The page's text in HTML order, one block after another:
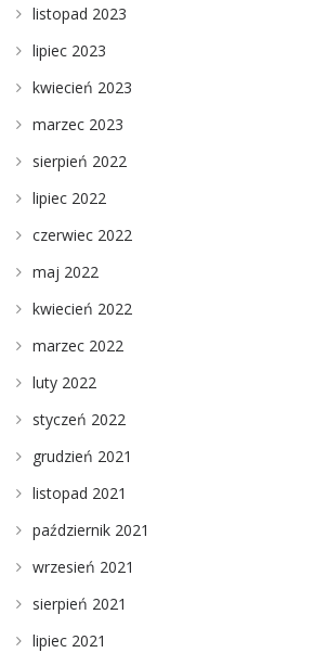
listopad 2023
lipiec 2023
kwiecień 2023
marzec 2023
sierpień 2022
lipiec 2022
czerwiec 2022
maj 2022
kwiecień 2022
marzec 2022
luty 2022
styczeń 2022
grudzień 2021
listopad 2021
październik 2021
wrzesień 2021
sierpień 2021
lipiec 2021